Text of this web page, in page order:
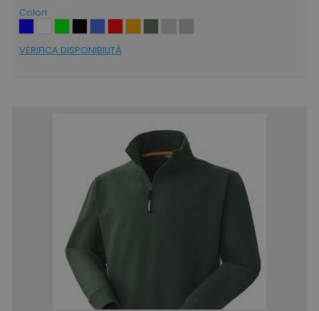
Colori
VERIFICA DISPONIBILITÁ